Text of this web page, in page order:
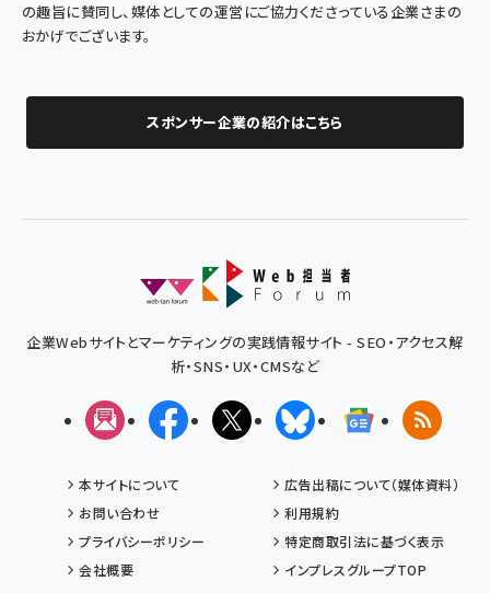
の趣旨に賛同し、媒体としての運営にご協力くださっている企業さまの
おかげでございます。
スポンサー企業の紹介はこちら
企業Webサイトとマーケティングの実践情報サイト - SEO・アクセス解
析・SNS・UX・CMSなど
メルマガFacebookX(エックス)BlueskyGoogleニュ
RSS
本サイトについて
広告出稿について（媒体資料）
お問い合わせ
利用規約
プライバシーポリシー
特定商取引法に基づく表示
会社概要
インプレスグループTOP